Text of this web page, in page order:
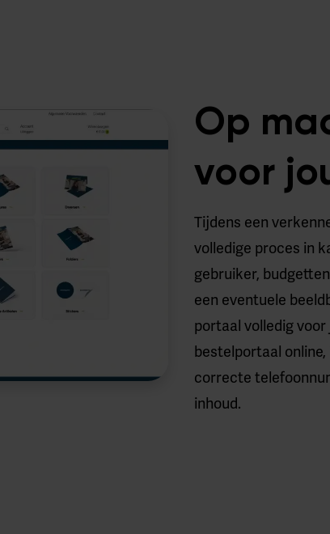
Op
voor
Tijdens een
volledige proces in
gebruiker,
een eventuele
portaal volledig
bestelportaal
correcte
inhoud.